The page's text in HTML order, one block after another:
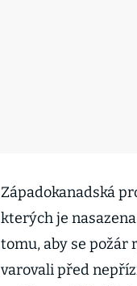
Západokanadská
kterých je
tomu, aby se požár
varovali před